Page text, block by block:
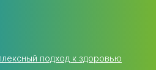
подход к здоровью